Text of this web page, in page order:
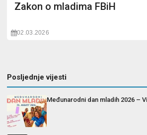
Zakon o mladima FBiH
02.03.2026
Posljednje vijesti
Međunarodni dan mladih 2026 –